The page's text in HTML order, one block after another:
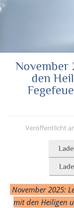
November
den
Veröffentlicht
November 2025:
mit den Heiligen